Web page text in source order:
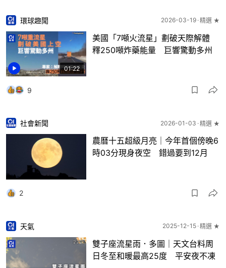
01:22
環球趣聞 2026-03-19 精選 ★
美國「7噸火流星」劃破天際解體
釋250噸炸藥能量 巨響驚動多州
9
社會新聞 2026-01-03 精選 ★
農曆十五超級月亮｜今年首個傍晚6
時03分現身夜空 錯過要到12月
2
天氣 2025-12-15 精選 ★
雙子座流星雨．多圖｜天文台料周
日冬至和暖最高25度 平安夜不凍